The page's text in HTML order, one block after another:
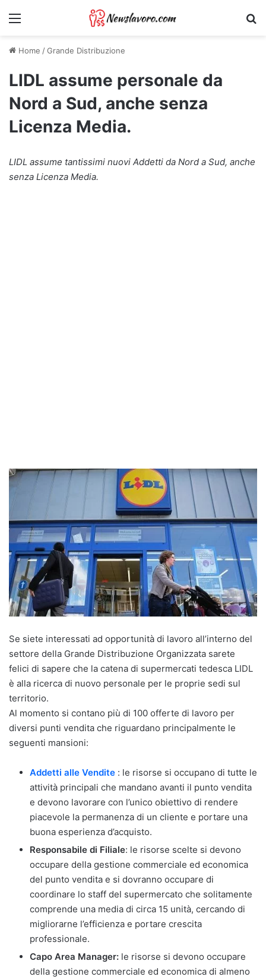
Menu
Home /Grande Distribuzione
LIDL assume personale da
Nord a Sud, anche senza
Licenza Media.
LIDL assume tantissimi nuovi Addetti da Nord a Sud, anche
senza Licenza Media.
Se siete interessati ad opportunità di lavoro all’interno del
settore della Grande Distribuzione Organizzata sarete
felici di sapere che la catena di supermercati tedesca LIDL
è alla ricerca di nuovo personale per le proprie sedi sul
territorio.
Al momento si contano più di 100 offerte di lavoro per
diversi punti vendita che riguardano principalmente le
seguenti mansioni:
Addetti alle Vendite : le risorse si occupano di tutte le
attività principali che mandano avanti il punto vendita
e devono lavorare con l’unico obiettivo di rendere
piacevole la permanenza di un cliente e portare una
buona esperienza d’acquisto.
Responsabile di Filiale: le risorse scelte si devono
occupare della gestione commerciale ed economica
del punto vendita e si dovranno occupare di
coordinare lo staff del supermercato che solitamente
comprende una media di circa 15 unità, cercando di
migliorarne l’efficienza e portare crescita
professionale.
Capo Area Manager: le risorse si devono occupare
della gestione commerciale ed economica di almeno